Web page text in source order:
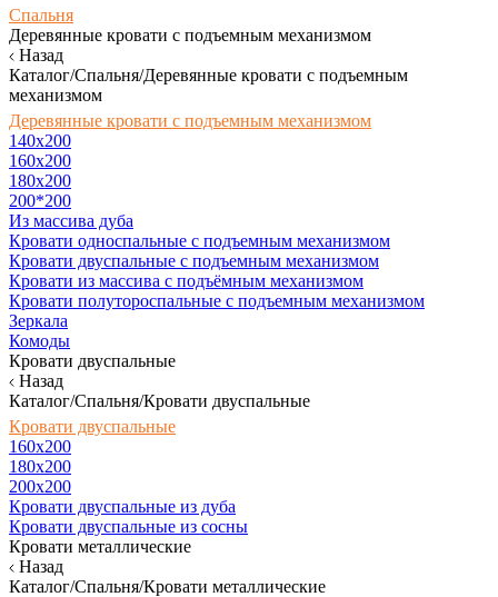
Спальня
Деревянные кровати с подъемным механизмом
Назад
Каталог/Спальня/Деревянные кровати с подъемным
механизмом
Деревянные кровати с подъемным механизмом
140x200
160х200
180х200
200*200
Из массива дуба
Кровати односпальные с подъемным механизмом
Кровати двуспальные с подъемным механизмом
Кровати из массива с подъёмным механизмом
Кровати полутороспальные с подъемным механизмом
Зеркала
Комоды
Кровати двуспальные
Назад
Каталог/Спальня/Кровати двуспальные
Кровати двуспальные
160х200
180x200
200x200
Кровати двуспальные из дуба
Кровати двуспальные из сосны
Кровати металлические
Назад
Каталог/Спальня/Кровати металлические